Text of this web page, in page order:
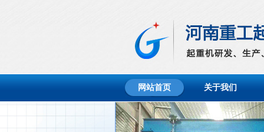
网站首页 关于我们